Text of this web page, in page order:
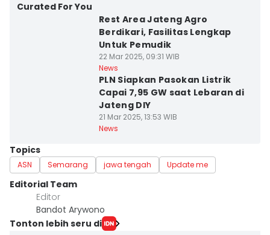
Curated For You
Rest Area Jateng Agro
Berdikari, Fasilitas Lengkap
Untuk Pemudik
22 Mar 2025, 09:31 WIB
News
PLN Siapkan Pasokan Listrik
Capai 7,95 GW saat Lebaran di
Jateng DIY
21 Mar 2025, 13:53 WIB
News
Topics
ASN Semarang jawa tengah Update me
Editorial Team
Editor
Bandot Arywono
Tonton lebih seru di